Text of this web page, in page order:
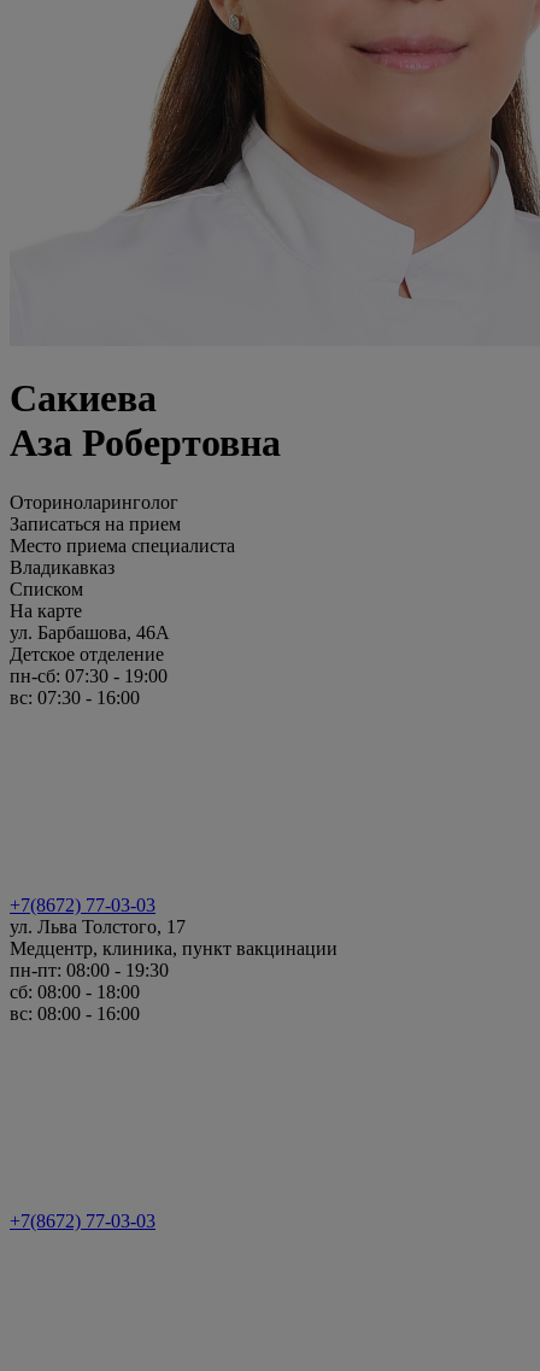
Сакиева
Аза Робертовна
Оториноларинголог
Записаться на прием
Место приема специалиста
Владикавказ
Списком
На карте
ул. Барбашова, 46А
Детское отделение
пн-сб: 07:30 - 19:00
вс: 07:30 - 16:00
+7(8672) 77-03-03
ул. Льва Толстого, 17
Медцентр, клиника, пункт вакцинации
пн-пт: 08:00 - 19:30
сб: 08:00 - 18:00
вс: 08:00 - 16:00
+7(8672) 77-03-03